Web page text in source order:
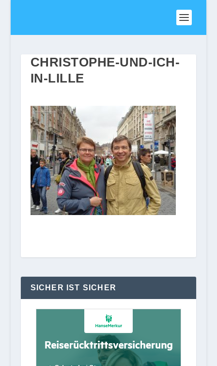
CHRISTOPHE-UND-ICH-
IN-LILLE
SICHER IST SICHER